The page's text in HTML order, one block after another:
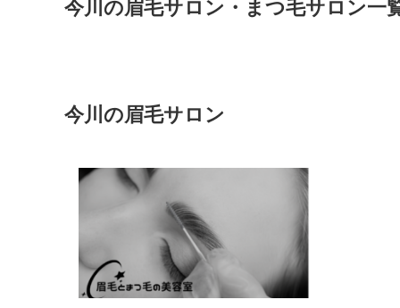
今川の眉毛サロン・まつ毛サロン一
今川の眉毛サロン